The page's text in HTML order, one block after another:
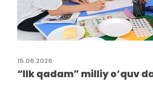
15.06.2026
“Ilk qadam” milliy o‘quv